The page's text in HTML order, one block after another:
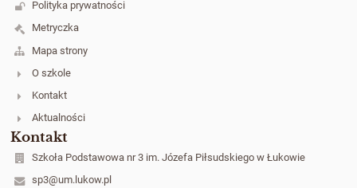
Polityka prywatności
Metryczka
Mapa strony
O szkole
Kontakt
Aktualności
Kontakt
Szkoła Podstawowa nr 3 im. Józefa Piłsudskiego w Łukowie
sp3@um.lukow.pl